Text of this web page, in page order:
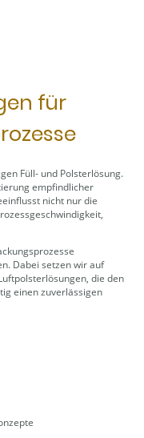
für
Füll- und Polsterlösung.
empfindlicher
nicht nur die
Dabei setzen wir auf
die den
einen zuverlässigen